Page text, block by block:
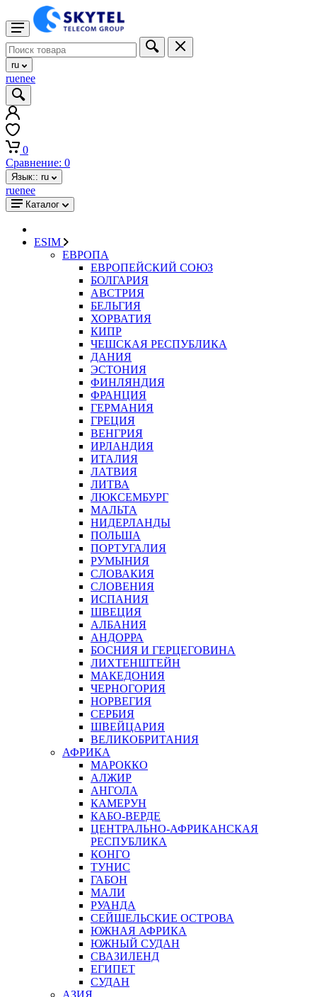
ru
ruenee
0
Сравнение: 0
Язык:: ru
ruenee
Каталог
ESIM
ЕВРОПА
ЕВРОПЕЙСКИЙ СОЮЗ
БОЛГАРИЯ
АВСТРИЯ
БЕЛЬГИЯ
ХОРВАТИЯ
КИПР
ЧЕШСКАЯ РЕСПУБЛИКА
ДАНИЯ
ЭСТОНИЯ
ФИНЛЯНДИЯ
ФРАНЦИЯ
ГЕРМАНИЯ
ГРЕЦИЯ
ВЕНГРИЯ
ИРЛАНДИЯ
ИТАЛИЯ
ЛАТВИЯ
ЛИТВА
ЛЮКСЕМБУРГ
МАЛЬТА
НИДЕРЛАНДЫ
ПОЛЬША
ПОРТУГАЛИЯ
РУМЫНИЯ
СЛОВАКИЯ
СЛОВЕНИЯ
ИСПАНИЯ
ШВЕЦИЯ
АЛБАНИЯ
АНДОРРА
БОСНИЯ И ГЕРЦЕГОВИНА
ЛИХТЕНШТЕЙН
МАКЕДОНИЯ
ЧЕРНОГОРИЯ
НОРВЕГИЯ
СЕРБИЯ
ШВЕЙЦАРИЯ
ВЕЛИКОБРИТАНИЯ
АФРИКА
МАРОККО
АЛЖИР
АНГОЛА
КАМЕРУН
КАБО-ВЕРДЕ
ЦЕНТРАЛЬНО-АФРИКАНСКАЯ
РЕСПУБЛИКА
КОНГО
ТУНИС
ГАБОН
МАЛИ
РУАНДА
СЕЙШЕЛЬСКИЕ ОСТРОВА
ЮЖНАЯ АФРИКА
ЮЖНЫЙ СУДАН
СВАЗИЛЕНД
ЕГИПЕТ
СУДАН